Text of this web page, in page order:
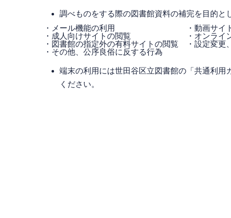
調べものをする際の図書館資料の補完を目的と
・メール機能の利用 ・動画サ
・成人向けサイトの閲覧 ・オンラインシ
・図書館の指定外の有料サイトの閲覧 ・設定変
・その他、公序良俗に反する行為
端末の利用には世田谷区立図書館の「共通利
ください。